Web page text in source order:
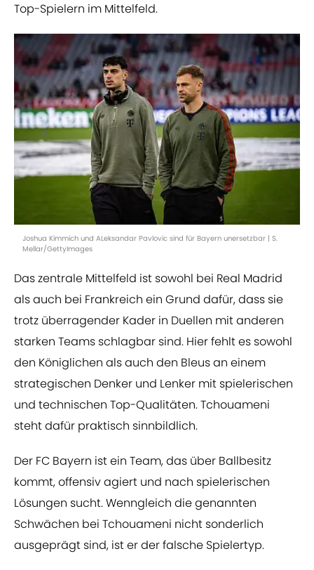
Top-Spielern im Mittelfeld.
Joshua Kimmich und ALeksandar Pavlovic sind für Bayern unersetzbar | S.
Mellar/GettyImages
Das zentrale Mittelfeld ist sowohl bei Real Madrid
als auch bei Frankreich ein Grund dafür, dass sie
trotz überragender Kader in Duellen mit anderen
starken Teams schlagbar sind. Hier fehlt es sowohl
den Königlichen als auch den Bleus an einem
strategischen Denker und Lenker mit spielerischen
und technischen Top-Qualitäten. Tchouameni
steht dafür praktisch sinnbildlich.
Der FC Bayern ist ein Team, das über Ballbesitz
kommt, offensiv agiert und nach spielerischen
Lösungen sucht. Wenngleich die genannten
Schwächen bei Tchouameni nicht sonderlich
ausgeprägt sind, ist er der falsche Spielertyp.